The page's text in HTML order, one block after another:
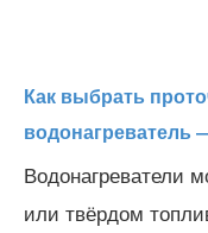
Как выбрать
водонагреватель
Водонагреватели
или твёрдом